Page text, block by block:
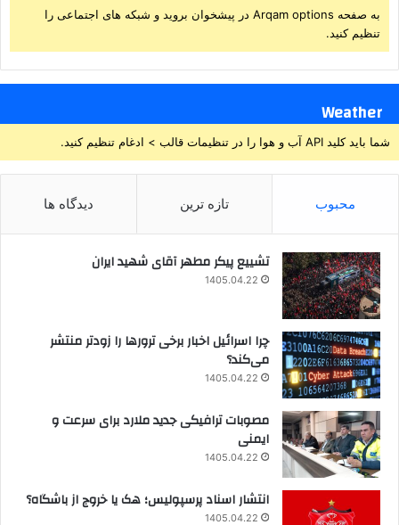
به صفحه Arqam options در پیشخوان بروید و شبکه های اجتماعی را
تنظیم کنید.
Weather
شما باید کلید API آب و هوا را در تنظیمات قالب > ادغام تنظیم کنید.
محبوب تازه ترین دیدگاه ها
تشییع پیکر مطهر آقای شهید ایران
1405.04.22
چرا اسرائیل اخبار برخی ترورها را زودتر منتشر
می‌کند؟
1405.04.22
مصوبات ترافیکی جدید ملارد برای سرعت و
ایمنی
1405.04.22
انتشار اسناد پرسپولیس؛ هک یا خروج از باشگاه؟
1405.04.22